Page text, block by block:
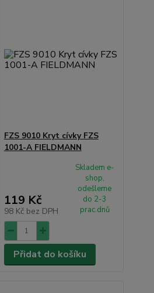
FZS 9010 Kryt cívky FZS
1001-A FIELDMANN
119 Kč
98 Kč bez DPH
Skladem e-
shop,
odešleme
do 2-3
prac.dnů
Přidat do košíku